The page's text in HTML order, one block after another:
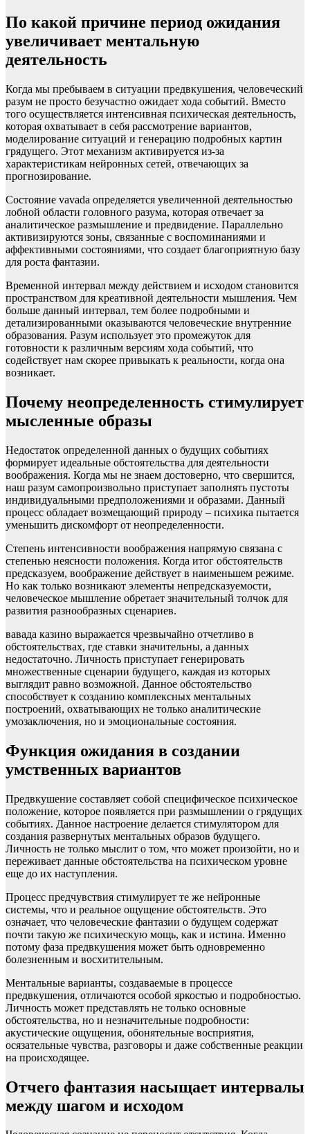
По какой причине период ожидания
увеличивает ментальную
деятельность
Когда мы пребываем в ситуации предвкушения, человеческий
разум не просто безучастно ожидает хода событий. Вместо
того осуществляется интенсивная психическая деятельность,
которая охватывает в себя рассмотрение вариантов,
моделирование ситуаций и генерацию подробных картин
грядущего. Этот механизм активируется из-за
характеристикам нейронных сетей, отвечающих за
прогнозирование.
Состояние vavada определяется увеличенной деятельностью
лобной области головного разума, которая отвечает за
аналитическое размышление и предвидение. Параллельно
активизируются зоны, связанные с воспоминаниями и
аффективными состояниями, что создает благоприятную базу
для роста фантазии.
Временной интервал между действием и исходом становится
пространством для креативной деятельности мышления. Чем
больше данный интервал, тем более подробными и
детализированными оказываются человеческие внутренние
образования. Разум использует это промежуток для
готовности к различным версиям хода событий, что
содействует нам скорее привыкать к реальности, когда она
возникает.
Почему неопределенность стимулирует
мысленные образы
Недостаток определенной данных о будущих событиях
формирует идеальные обстоятельства для деятельности
воображения. Когда мы не знаем достоверно, что свершится,
наш разум самопроизвольно приступает заполнять пустоты
индивидуальными предположениями и образами. Данный
процесс обладает возмещающий природу – психика пытается
уменьшить дискомфорт от неопределенности.
Степень интенсивности воображения напрямую связана с
степенью неясности положения. Когда итог обстоятельств
предсказуем, воображение действует в наименьшем режиме.
Но как только возникают элементы непредсказуемости,
человеческое мышление обретает значительный толчок для
развития разнообразных сценариев.
вавада казино выражается чрезвычайно отчетливо в
обстоятельствах, где ставки значительны, а данных
недостаточно. Личность приступает генерировать
множественные сценарии будущего, каждая из которых
выглядит равно возможной. Данное обстоятельство
способствует к созданию комплексных ментальных
построений, охватывающих не только аналитические
умозаключения, но и эмоциональные состояния.
Функция ожидания в создании
умственных вариантов
Предвкушение составляет собой специфическое психическое
положение, которое появляется при размышлении о грядущих
событиях. Данное настроение делается стимулятором для
создания развернутых ментальных образов будущего.
Личность не только мыслит о том, что может произойти, но и
переживает данные обстоятельства на психическом уровне
еще до их наступления.
Процесс предчувствия стимулирует те же нейронные
системы, что и реальное ощущение обстоятельств. Это
означает, что человеческие фантазии о будущем содержат
почти такую же психическую мощь, как и истина. Именно
потому фаза предвкушения может быть одновременно
болезненным и восхитительным.
Ментальные варианты, создаваемые в процессе
предвкушения, отличаются особой яркостью и подробностью.
Личность может представлять не только основные
обстоятельства, но и незначительные подробности:
акустические ощущения, обонятельные восприятия,
осязательные чувства, разговоры и даже собственные реакции
на происходящее.
Отчего фантазия насыщает интервалы
между шагом и исходом